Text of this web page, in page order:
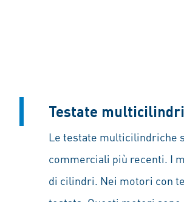
Testate
Le testate multicilindriche
commerciali più recenti. I
di cilindri. Nei motori con